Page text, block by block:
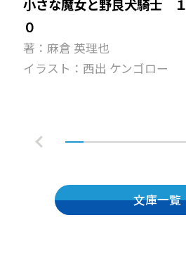
小さな魔女と野良犬騎士 １
０
著：麻倉 英理也
イラスト：西出 ケンゴロー
文庫一覧